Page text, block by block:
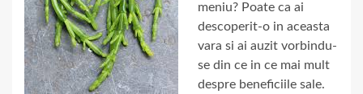
meniu? Poate ca ai
descoperit-o in aceasta
vara si ai auzit vorbindu-
se din ce in ce mai mult
despre beneficiile sale.